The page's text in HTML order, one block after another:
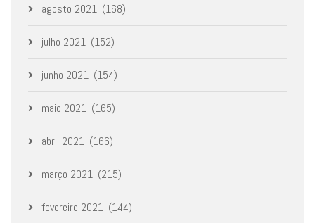
agosto 2021 (168)
julho 2021 (152)
junho 2021 (154)
maio 2021 (165)
abril 2021 (166)
março 2021 (215)
fevereiro 2021 (144)